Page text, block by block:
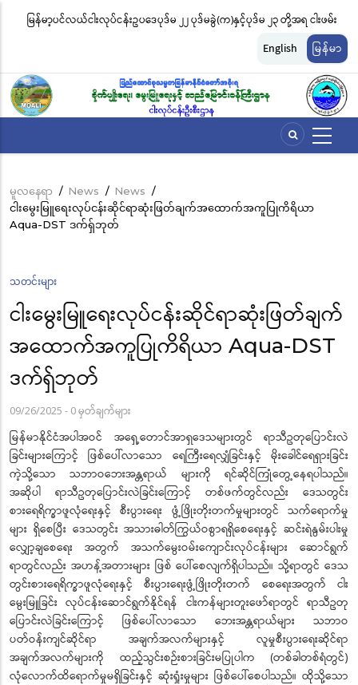
အဓိက
အကြောင်းအရာ
မည်
မြန်မာ့ပင်လယ်ငါးလုပ်ငန်းဥပဒေပုဒ်မ ၂၂ ပုဒ်မခွဲ(က)နှင့်ပုဒ်မ ၂၃ တို့အရ ငါးဖမ်း
ကိရိယာအမျိုးအစားအလိုက် လိုင်စင်ခနှုန်းထားများကို အောက်ပါအတိုင်း
ငါးလု
မျို
ဆိုင်ရ
English မြန်မာ
Breadcrumb
မူလနေရာ / News / News /
ငါးမွေးမြူရေးလုပ်ငန်းဆိုင်ရာဆုံးဖြတ်ချက်အထောက်အကူပြုကိရိယာ
Aqua-DST ဒက်ရှ်ဘုတ်
သတင်းများ
ငါးမွေးမြူရေးလုပ်ငန်းဆိုင်ရာဆုံးဖြတ်ချက်
အထောက်အကူပြုကိရိယာ Aqua-DST
ဒက်ရှ်ဘုတ်
09/26/2025 - 0 မှတ်ချက်များ
မြန်မာနိုင်ငံအပါအဝင် အရှေ့တောင်အာရှဒေသများတွင် ရာသီဥတုပြောင်းလဲ
ခြင်းများကြောင့် ဖြစ်ပေါ်လာသော ရေကြီးရေလျှံခြင်းနှင့် မိုးခေါင်ရေရှားခြင်း
ကဲ့သို့သော သဘာဝဘေးအန္တရာယ် များကို ရင်ဆိုင်ကြုံတွေ့နေရပါသည်။
အဆိုပါ ရာသီဥတုပြောင်းလဲခြင်းကြောင့် တစ်ဖက်တွင်လည်း ဒေသတွင်း
စားရေရိက္ခာဖူလုံရေးနှင့် စီးပွားရေး ဖွံ့ဖြိုးတိုးတက်မှုများတွင် သက်ရောက်မှု
များ ရှိစေပြီး ဒေသတွင်း အသားဓါတ်ကြွယ်ဝစွာရရှိစေရေးနှင့် ဆင်းရဲနွမ်းပါးမှု
လျှော့ချစေရေး အတွက် အသက်မွေးဝမ်းကျောင်းလုပ်ငန်းများ ဆောင်ရွက်
ရာတွင်လည်း အဟန့်အတားများ ဖြစ် ပေါ်စေလျက်ရှိပါသည်။ သို့ရာတွင် ဒေသ
တွင်းစားရေရိက္ခာဖူလုံရေးနှင့် စီးပွားရေးဖွံ့ဖြိုးတိုးတက် စေရေးအတွက် ငါး
မွေးမြူခြင်း လုပ်ငန်းဆောင်ရွက်နိုင်ရန် ငါးကန်များတူးဖော်ရာတွင် ရာသီဥတု
ပြောင်းလဲခြင်းကြောင့် ဖြစ်ပေါ်လာသော ဘေးအန္တရာယ်များ သဘာဝ
ပတ်ဝန်းကျင်ဆိုင်ရာ အချက်အလက်များနှင့် လူမှုစီးပွားရေးဆိုင်ရာ
အချက်အလက်များကို ထည့်သွင်းစဉ်းစားခြင်းမပြုပါက (တစ်ခါတစ်ရံတွင်)
လုံလောက်ထိရောက်မှုမရှိခြင်းနှင့် ဆုံးရှုံးမှုများ ဖြစ်ပေါ်စေပါသည်။ ထိုသို့သော